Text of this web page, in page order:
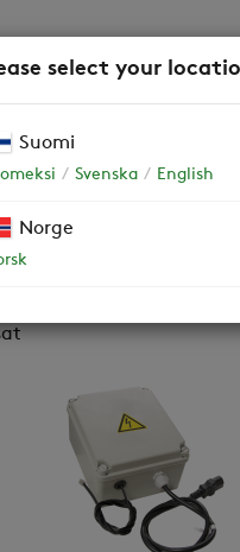
select your
Suomi
Svenska English
Norge